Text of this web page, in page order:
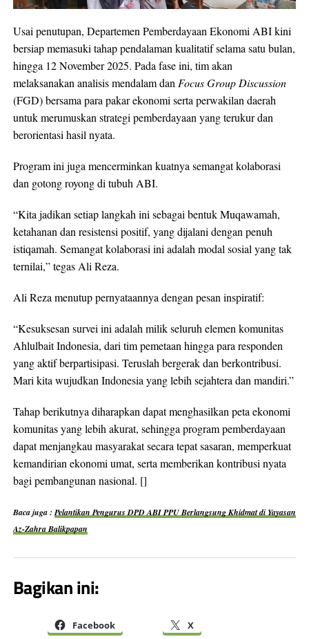
Usai penutupan, Departemen Pemberdayaan Ekonomi ABI kini
bersiap memasuki tahap pendalaman kualitatif selama satu bulan,
hingga 12 November 2025. Pada fase ini, tim akan
melaksanakan analisis mendalam dan Focus Group Discussion
(FGD) bersama para pakar ekonomi serta perwakilan daerah
untuk merumuskan strategi pemberdayaan yang terukur dan
berorientasi hasil nyata.
Program ini juga mencerminkan kuatnya semangat kolaborasi
dan gotong royong di tubuh ABI.
“Kita jadikan setiap langkah ini sebagai bentuk Muqawamah,
ketahanan dan resistensi positif, yang dijalani dengan penuh
istiqamah. Semangat kolaborasi ini adalah modal sosial yang tak
ternilai,” tegas Ali Reza.
Ali Reza menutup pernyataannya dengan pesan inspiratif:
“Kesuksesan survei ini adalah milik seluruh elemen komunitas
Ahlulbait Indonesia, dari tim pemetaan hingga para responden
yang aktif berpartisipasi. Teruslah bergerak dan berkontribusi.
Mari kita wujudkan Indonesia yang lebih sejahtera dan mandiri.”
Tahap berikutnya diharapkan dapat menghasilkan peta ekonomi
komunitas yang lebih akurat, sehingga program pemberdayaan
dapat menjangkau masyarakat secara tepat sasaran, memperkuat
kemandirian ekonomi umat, serta memberikan kontribusi nyata
bagi pembangunan nasional. []
Baca juga :Pelantikan Pengurus DPD ABI PPU Berlangsung Khidmat di Yayasan
Az-Zahra Balikpapan
Bagikan ini:
Facebook X